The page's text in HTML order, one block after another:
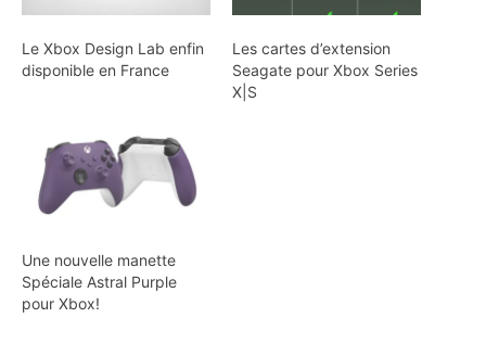
Le Xbox Design Lab enfin
disponible en France
Les cartes d’extension
Seagate pour Xbox Series
X|S
Une nouvelle manette
Spéciale Astral Purple
pour Xbox!